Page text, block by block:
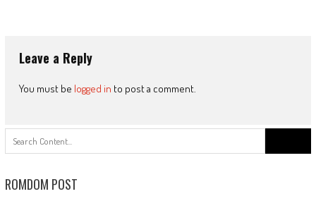
Leave a Reply
You must be logged in to post a comment.
for:
ROMDOM POST